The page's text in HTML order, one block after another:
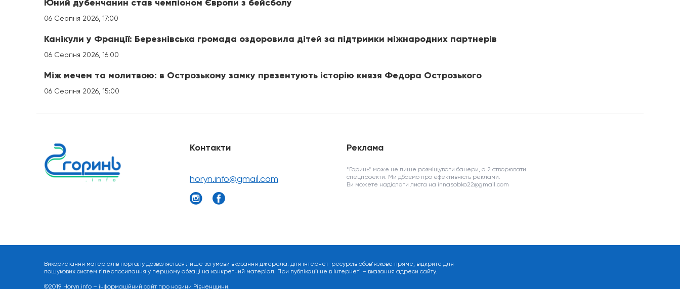
Юний дубенчанин став чемпіоном Європи з бейсболу
06 Серпня 2026, 17:00
Канікули у Франції: Березнівська громада оздоровила дітей за підтримки міжнародних партнерів
06 Серпня 2026, 16:00
Між мечем та молитвою: в Острозькому замку презентують історію князя Федора Острозького
06 Серпня 2026, 15:00
Контакти
horyn.info@gmail.com
Реклама
*Горинь* може не лише розміщувати банери, а й створювати
спецпроекти. Ми дбаємо про ефективність реклами.
Ви можете надіслати листа на innasobko22@gmail.com
Використання матеріалів порталу дозволяється лише за умови вказання джерела: для інтернет-ресурсів обов’язкове пряме, відкрите для
пошукових систем гіперпосилання у першому абзаці на конкретний матеріал. При публікації не в Інтернеті – вказання адреси сайту.
©2019. Horyn.info – інформаційний сайт про новини Рівненщини.